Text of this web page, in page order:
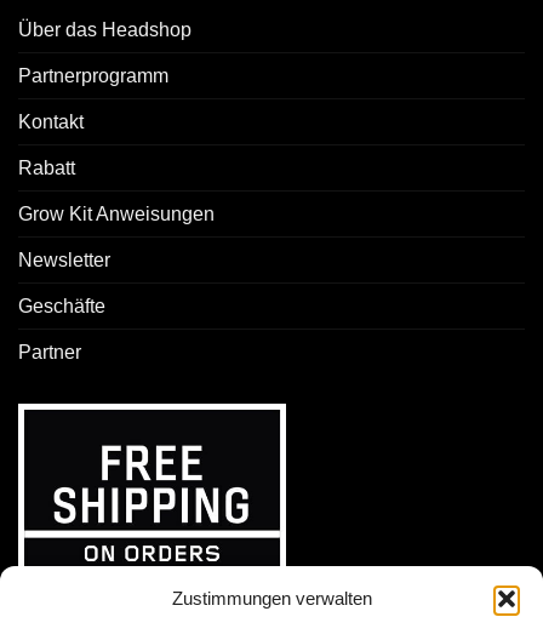
Zustimmungen verwalten
Über das Headshop
Partnerprogramm
Kontakt
Rabatt
Grow Kit Anweisungen
Newsletter
Geschäfte
Partner